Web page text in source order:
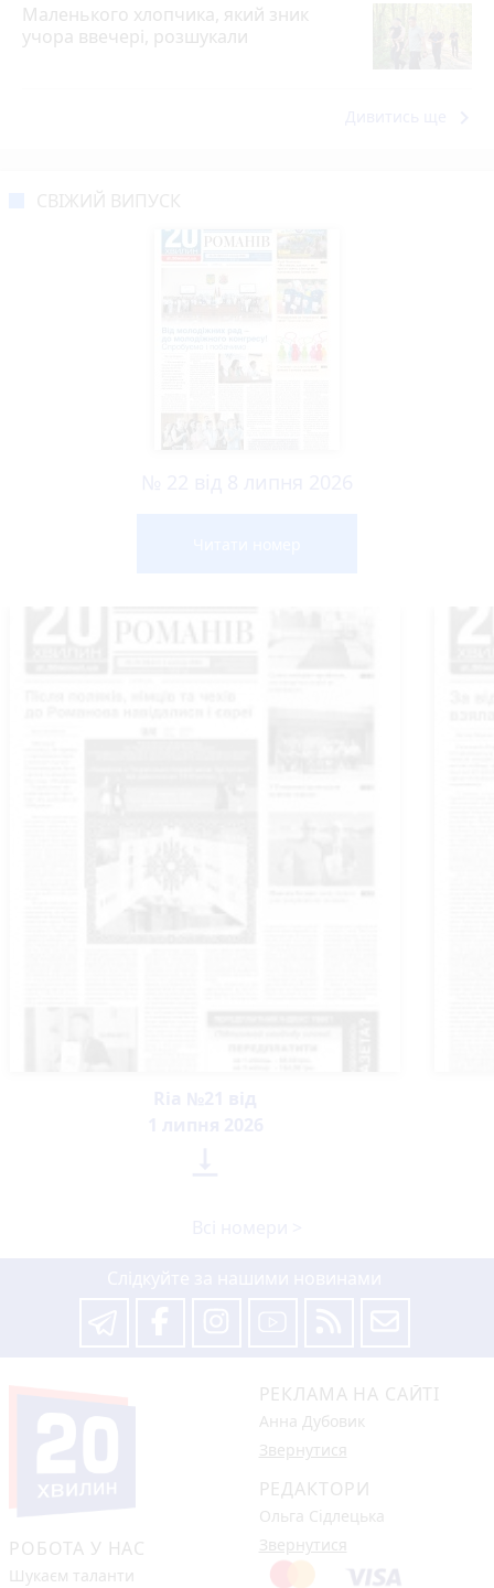
Маленького хлопчика, який зник
учора ввечері, розшукали
РОБОТА У НАС
Шукаєм таланти
РЕКЛАМА НА САЙТІ
Анна Дубовик
Звернутися
РЕДАКТОРИ
Ольга Сідлецька
Звернутися